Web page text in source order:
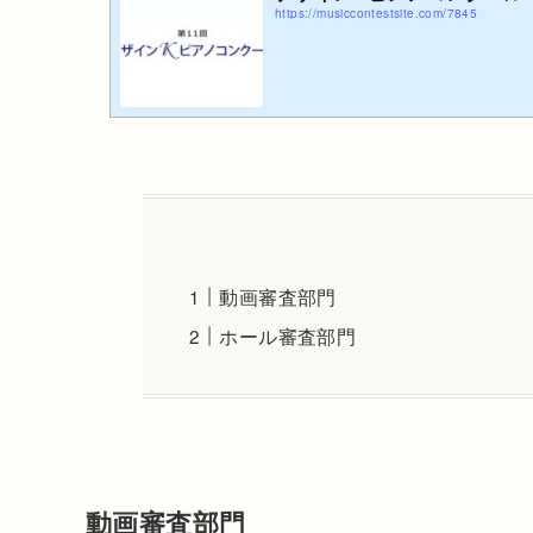
https://musiccontestsite.com/7845
動画審査部門
ホール審査部門
動画審査部門